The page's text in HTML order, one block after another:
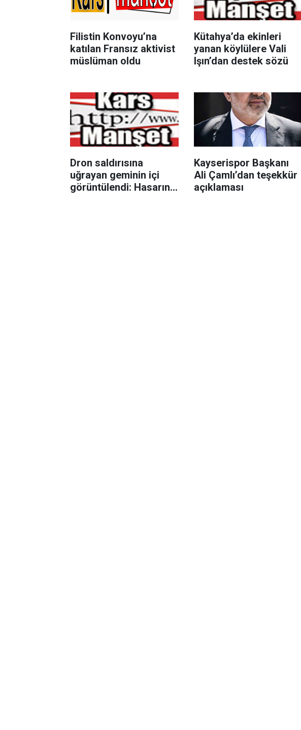
Filistin Konvoyu’na
katılan Fransız aktivist
müslüman oldu
Kütahya’da ekinleri
yanan köylülere Vali
Işın’dan destek sözü
Dron saldırısına
uğrayan geminin içi
görüntülendi: Hasarın
Kayserispor Başkanı
Ali Çamlı’dan teşekkür
açıklaması